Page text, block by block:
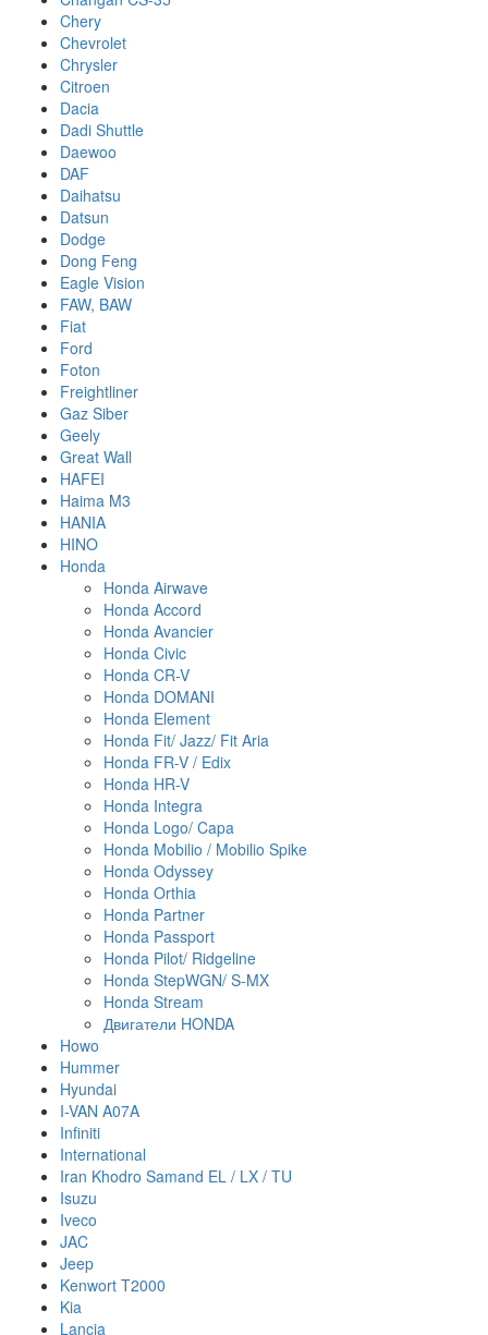
Chery
Chevrolet
Chrysler
Citroen
Dacia
Dadi Shuttle
Daewoo
DAF
Daihatsu
Datsun
Dodge
Dong Feng
Eagle Vision
FAW, BAW
Fiat
Ford
Foton
Freightliner
Gaz Siber
Geely
Great Wall
HAFEI
Haima M3
HANIA
HINO
Honda
Honda Airwave
Honda Accord
Honda Avancier
Honda Civic
Honda CR-V
Honda DOMANI
Honda Element
Honda Fit/ Jazz/ Fit Aria
Honda FR-V / Edix
Honda HR-V
Honda Integra
Honda Logo/ Capa
Honda Mobilio / Mobilio Spike
Honda Odyssey
Honda Orthia
Honda Partner
Honda Passport
Honda Pilot/ Ridgeline
Honda StepWGN/ S-MX
Honda Stream
Двигатели HONDA
Howo
Hummer
Hyundai
I-VAN A07A
Infiniti
International
Iran Khodro Samand EL / LX / TU
Isuzu
Iveco
JAC
Jeep
Kenwort T2000
Kia
Lancia